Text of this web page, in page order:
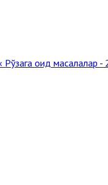
Рўзага оид масалалар -